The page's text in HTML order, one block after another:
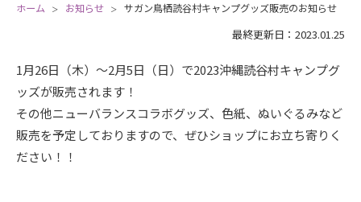
ホーム お知らせ サガン鳥栖読谷村キャンプグッズ販売のお知らせ
最終更新日：2023.01.25
1月26日（木）～2月5日（日）で2023沖縄読谷村キャンプグ
ッズが販売されます！
その他ニューバランスコラボグッズ、色紙、ぬいぐるみなど
販売を予定しておりますので、ぜひショップにお立ち寄りく
ださい！！